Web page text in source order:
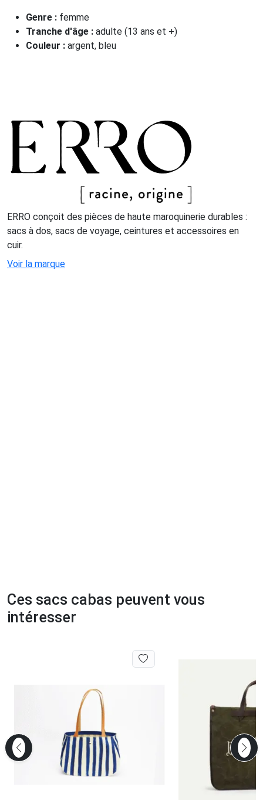
Genre : femme
Tranche d'âge : adulte (13 ans et +)
Couleur : argent, bleu
ERRO conçoit des pièces de haute maroquinerie durables :
sacs à dos, sacs de voyage, ceintures et accessoires en
cuir.
Voir la marque
Ces sacs cabas peuvent vous
intéresser